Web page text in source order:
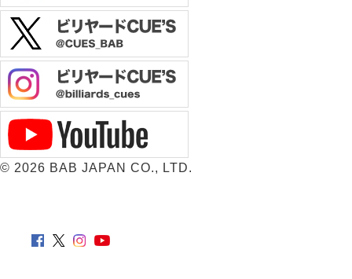
© 2026 BAB JAPAN CO., LTD.